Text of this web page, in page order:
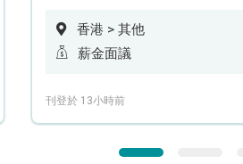
香港 > 其他
薪金面議
刊登於 13小時前